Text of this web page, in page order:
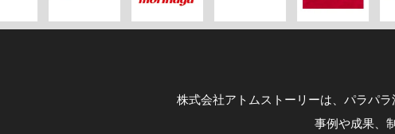
株式会社アトムストーリーは、パラパ
事例や成果、